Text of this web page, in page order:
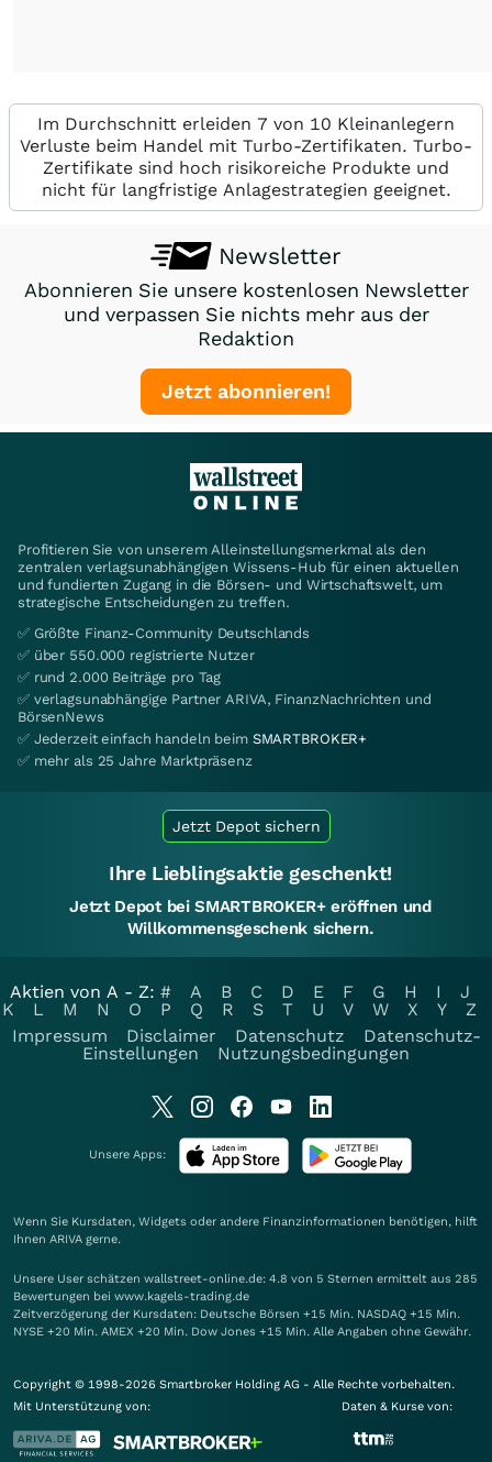
Im Durchschnitt erleiden 7 von 10 Kleinanlegern
Verluste beim Handel mit Turbo-Zertifikaten. Turbo-
Zertifikate sind hoch risikoreiche Produkte und
nicht für langfristige Anlagestrategien geeignet.
Newsletter
Abonnieren Sie unsere kostenlosen Newsletter
und verpassen Sie nichts mehr aus der
Redaktion
Jetzt abonnieren!
Profitieren Sie von unserem Alleinstellungsmerkmal als den
zentralen verlagsunabhängigen Wissens-Hub für einen aktuellen
und fundierten Zugang in die Börsen- und Wirtschaftswelt, um
strategische Entscheidungen zu treffen.
✅ Größte Finanz-Community Deutschlands
✅ über 550.000 registrierte Nutzer
✅ rund 2.000 Beiträge pro Tag
✅ verlagsunabhängige Partner ARIVA, FinanzNachrichten und
BörsenNews
✅ Jederzeit einfach handeln beim SMARTBROKER+
✅ mehr als 25 Jahre Marktpräsenz
Jetzt Depot sichern
Ihre Lieblingsaktie geschenkt!
Jetzt Depot bei SMARTBROKER+ eröffnen und
Willkommensgeschenk sichern.
Aktien von A - Z: # A B C D E F G H I
J
K
L M N O P Q R S T U V W X Y
Z
Impressum
Disclaimer Datenschutz
Datenschutz-
Einstellungen
Nutzungsbedingungen
Unsere Apps:
Wenn Sie Kursdaten, Widgets oder andere Finanzinformationen benötigen, hilft
Ihnen ARIVA gerne.
Unsere User schätzen wallstreet-online.de: 4.8 von 5 Sternen ermittelt aus 285
Bewertungen bei www.kagels-trading.de
Zeitverzögerung der Kursdaten: Deutsche Börsen +15 Min. NASDAQ +15 Min.
NYSE +20 Min. AMEX +20 Min. Dow Jones +15 Min. Alle Angaben ohne Gewähr.
Copyright © 1998-2026 Smartbroker Holding AG - Alle Rechte vorbehalten.
Mit Unterstützung von:
Daten & Kurse von: